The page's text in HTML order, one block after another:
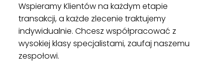
Wspieramy Klientów na każdym etapie
transakcji, a każde zlecenie traktujemy
indywidualnie. Chcesz współpracować z
wysokiej klasy specjalistami, zaufaj naszemu
zespołowi.